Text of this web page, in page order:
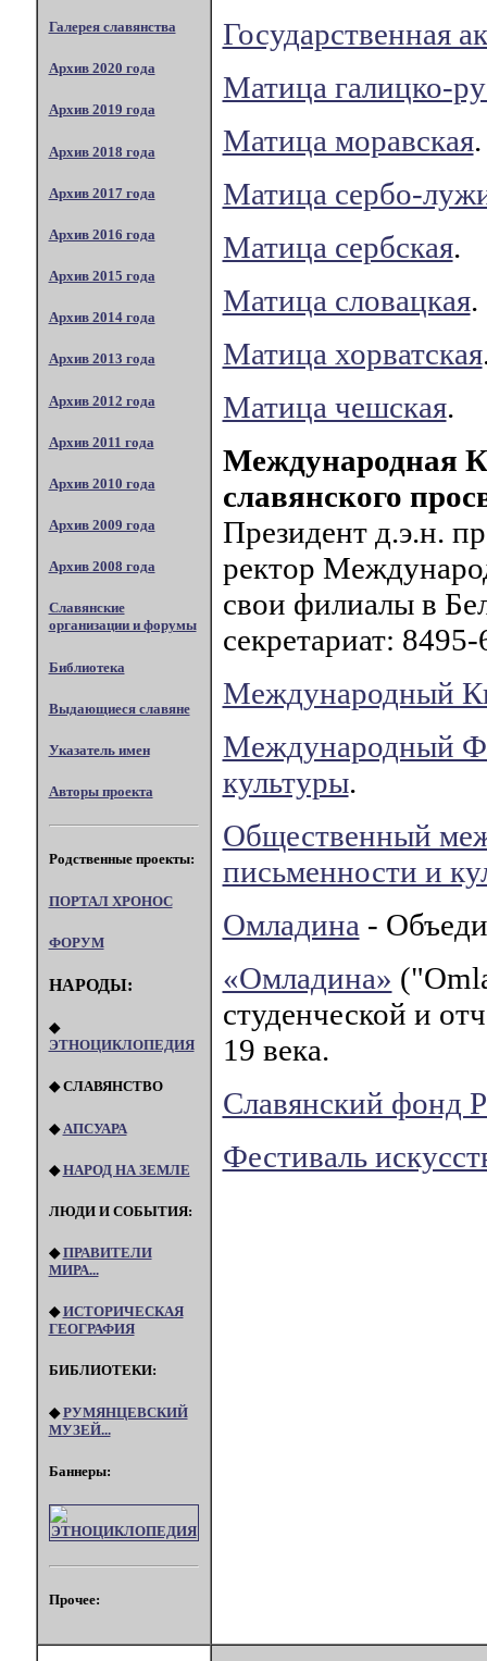
Галерея славянства
Архив 2020 года
Архив 2019 года
Архив 2018 года
Архив 2017 года
Архив 2016 года
Архив 2015 года
Архив 2014 года
Архив 2013 года
Архив 2012 года
Архив 2011 года
Архив 2010 года
Архив 2009 года
Архив 2008 года
Славянские
организации и форумы
Библиотека
Выдающиеся славяне
Указатель имен
Авторы проекта
Родственные проекты:
ПОРТАЛ XPOHOC
ФОРУМ
НАРОДЫ:
◆
ЭТНОЦИКЛОПЕДИЯ
◆ СЛАВЯНСТВО
◆ АПСУАРА
◆НАРОД НА ЗЕМЛЕ
ЛЮДИ И СОБЫТИЯ:
◆ПРАВИТЕЛИ
МИРА...
◆ИСТОРИЧЕСКАЯ
ГЕОГРАФИЯ
БИБЛИОТЕКИ:
◆РУМЯНЦЕВСКИЙ
МУЗЕЙ...
Баннеры:
Прочее:
Государственная
Матица галицко-
Матица моравская.
Матица сербо-
Матица сербская.
Матица словацкая.
Матица хорватская
Матица чешская.
Международная
славянского
Президент д.э.н.
ректор
свои филиалы в
секретариат:
Международный
Международный
культуры.
Общественный
письменности и
Омладина -
«Омладина»
студенческой и
19 века.
Славянский фонд
Фестиваль